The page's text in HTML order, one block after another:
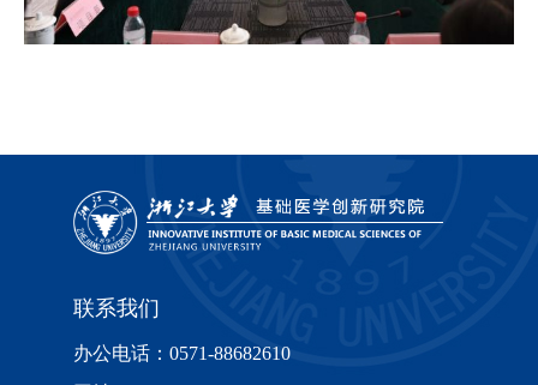
联系我们
办公电话：0571-88682610